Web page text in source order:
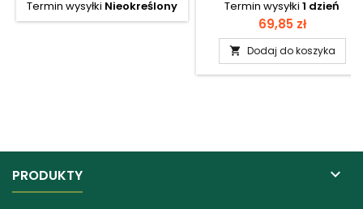
Termin wysyłki Nieokreślony
Termin wysyłki 1 dzień
Cena
69,85 zł
 Dodaj do koszyka
PRODUKTY 